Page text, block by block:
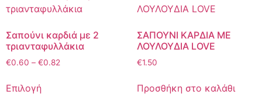
Σαπούνι καρδιά με 2
τριανταφυλλάκια
€0.60 – €0.82
Επιλογή
ΣΑΠΟΥΝΙ ΚΑΡΔΙΑ ΜΕ
ΛΟΥΛΟΥΔΙΑ LOVE
€1.50
Προσθήκη στο καλάθι